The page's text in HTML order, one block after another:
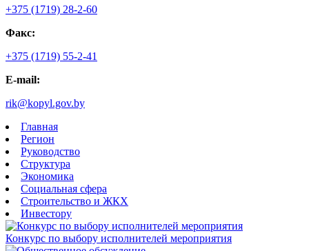
+375 (1719) 28-2-60
Факс:
+375 (1719) 55-2-41
E-mail:
rik@kopyl.gov.by
Главная
Регион
Руководство
Структура
Экономика
Социальная сфера
Строительство и ЖКХ
Инвестору
Конкурс по выбору исполнителей мероприятия